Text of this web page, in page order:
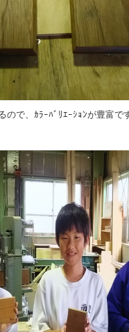
ので、ｶﾗｰﾊﾞﾘｴｰｼｮﾝが豊富で